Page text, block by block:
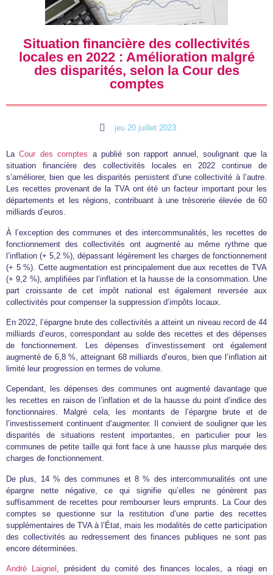
Situation financière des collectivités
locales en 2022 : Amélioration malgré
des disparités, selon la Cour des
comptes
jeu 20 juillet 2023
LaCour des comptes a publié son rapport annuel, soulignant que la
situation financière des collectivités locales en 2022 continue de
s’améliorer, bien que les disparités persistent d’une collectivité à l’autre.
Les recettes provenant de la TVA ont été un facteur important pour les
départements et les régions, contribuant à une trésorerie élevée de 60
milliards d’euros.
À l’exception des communes et des intercommunalités, les recettes de
fonctionnement des collectivités ont augmenté au même rythme que
l’inflation (+ 5,2 %), dépassant légèrement les charges de fonctionnement
(+ 5 %). Cette augmentation est principalement due aux recettes de TVA
(+ 9,2 %), amplifiées par l’inflation et la hausse de la consommation. Une
part croissante de cet impôt national est également reversée aux
collectivités pour compenser la suppression d’impôts locaux.
En 2022, l’épargne brute des collectivités a atteint un niveau record de 44
milliards d’euros, correspondant au solde des recettes et des dépenses
de fonctionnement. Les dépenses d’investissement ont également
augmenté de 6,8 %, atteignant 68 milliards d’euros, bien que l’inflation ait
limité leur progression en termes de volume.
Cependant, les dépenses des communes ont augmenté davantage que
les recettes en raison de l’inflation et de la hausse du point d’indice des
fonctionnaires. Malgré cela, les montants de l’épargne brute et de
l’investissement continuent d’augmenter. Il convient de souligner que les
disparités de situations restent importantes, en particulier pour les
communes de petite taille qui font face à une hausse plus marquée des
charges de fonctionnement.
De plus, 14 % des communes et 8 % des intercommunalités ont une
épargne nette négative, ce qui signifie qu’elles ne génèrent pas
suffisamment de recettes pour rembourser leurs emprunts. La Cour des
comptes se questionne sur la restitution d’une partie des recettes
supplémentaires de TVA à l’État, mais les modalités de cette participation
des collectivités au redressement des finances publiques ne sont pas
encore déterminées.
André Laignel , président du comité des finances locales, a réagi en